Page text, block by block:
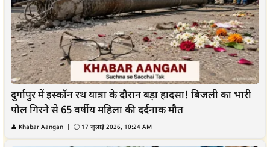
दुर्गापुर में इस्कॉन रथ यात्रा के दौरान बड़ा हादसा! बिजली का भारी
पोल गिरने से 65 वर्षीय महिला की दर्दनाक मौत
👤 Khabar Aangan | 🕒 17 जुलाई 2026, 10:24 AM